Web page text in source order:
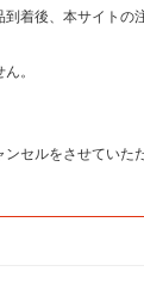
着後、本サイトの
。
セルをさせていた